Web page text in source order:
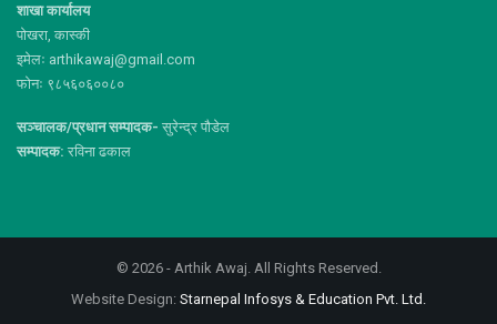
शाखा कार्यालय
पोखरा, कास्की
इमेलः arthikawaj@gmail.com
फोनः ९८५६०६००८०
सञ्चालक/प्रधान सम्पादक- सुरेन्द्र पौडेल
सम्पादक: रविना ढकाल
© 2026 - Arthik Awaj. All Rights Reserved.
Website Design: Starnepal Infosys & Education Pvt. Ltd.